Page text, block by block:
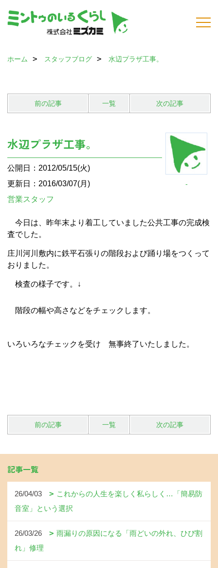
ホーム スタッフブログ 水辺プラザ工事。
前の記事 一覧 次の記事
-
水辺プラザ工事。
公開日：2012/05/15(火)
更新日：2016/03/07(月)
営業スタッフ
今日は、昨年末より着工していました公共工事の完成検
査でした。
庄川河川敷内に鉄平石張りの階段および踊り場をつくって
おりました。
検査の様子です。↓
階段の幅や高さなどをチェックします。
いろいろなチェックを受け 無事終了いたしました。
前の記事 一覧 次の記事
記事一覧
26/04/03
これからの人生を楽しく私らしく…「簡易防
音室」という選択
26/03/26
雨漏りの原因になる「雨どいの外れ、ひび割
れ」修理